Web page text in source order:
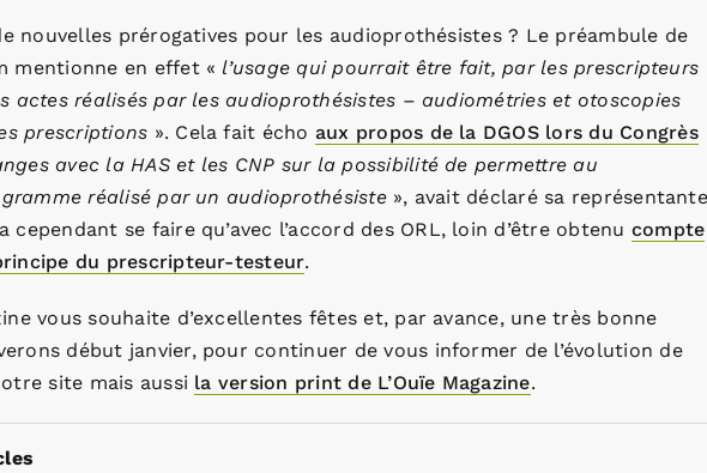
nouvelles prérogatives pour les audioprothésistes ? Le préambule de
mentionne en effet « l’usage qui pourrait être fait, par les prescripteurs
actes réalisés par les audioprothésistes – audiométries et otoscopies
prescriptions ». Cela fait écho aux propos de la DGOS lors du Congrès
avec la HAS et les CNP sur la possibilité de permettre au
réalisé par un audioprothésiste », avait déclaré sa représentante
se faire qu’avec l’accord des ORL, loin d’être obtenu compte
du prescripteur-testeur.
vous souhaite d’excellentes fêtes et, par avance, une très bonne
début janvier, pour continuer de vous informer de l’évolution de
site mais aussi la version print de L’Ouïe Magazine.